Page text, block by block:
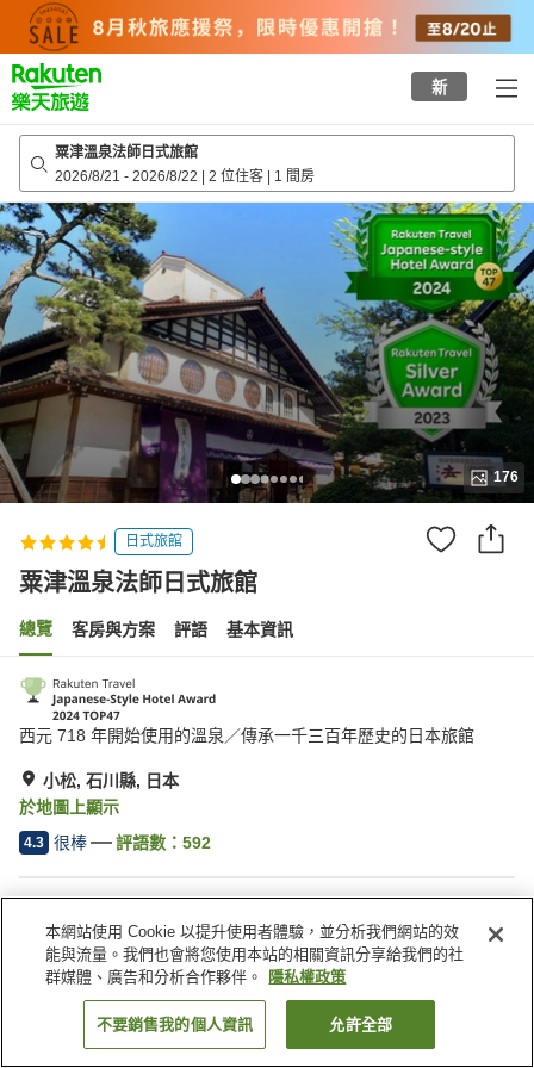
top
page
新
粟津溫泉法師日式旅館
2026/8/21 - 2026/8/22 | 2 位住客 | 1 間房
176
日式旅館
粟津溫泉法師日式旅館
總覽 客房與方案 評語 基本資訊
西元 718 年開始使用的溫泉／傳承一千三百年歷史的日本旅館
小松, 石川縣, 日本
於地圖上顯示
4.3 很棒 評語數： 592
停車場
三溫暖
Spa／美容沙龍
休息室
日本 石川縣 小松 粟津溫泉法師日式旅館
找客房
本網站使用 Cookie 以提升使用者體驗，並分析我們網站的效
能與流量。我們也會將您使用本站的相關資訊分享給我們的社
群媒體、廣告和分析合作夥伴。
隱私權政策
不要銷售我的個人資訊 允許全部